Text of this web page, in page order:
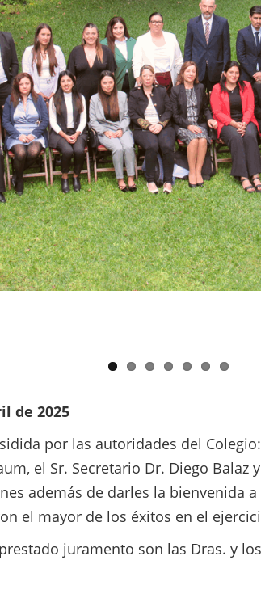
de 2025
por las autoridades del
el Sr. Secretario Dr. Diego Balaz
además de darles la bienvenida
el mayor de los éxitos en el
juramento son las Dras. y